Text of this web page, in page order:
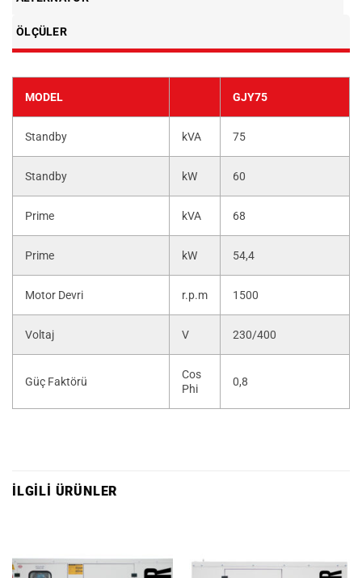
ÖLÇÜLER
MODEL GJY75
Standby kVA 75
Standby kW 60
Prime kVA 68
Prime kW 54,4
Motor Devri r.p.m 1500
Voltaj V 230/400
Güç Faktörü
Cos
Phi
0,8
İLGILI ÜRÜNLER